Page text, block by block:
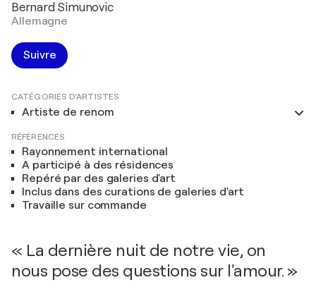
Bernard Simunovic
Allemagne
Suivre
CATÉGORIES D'ARTISTES
Artiste de renom
RÉFÉRENCES
Rayonnement international
A participé à des résidences
Repéré par des galeries d'art
Inclus dans des curations de galeries d'art
Travaille sur commande
« La dernière nuit de notre vie, on
nous pose des questions sur l'amour. »